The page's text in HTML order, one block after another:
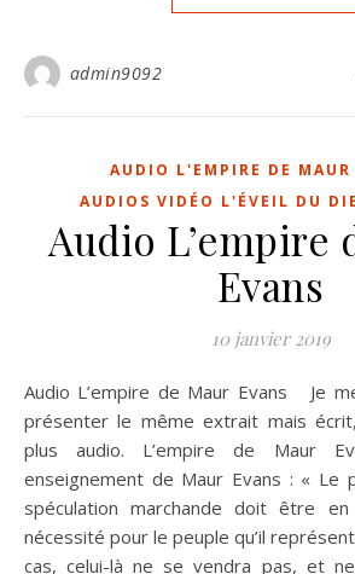
admin9092
AUDIO L'EMPIRE DE MAUR
AUDIOS VIDÉO L'ÉVEIL DU
Audio L’empire
Evans
10 janvier 2019
Audio L’empire de Maur Evans Je me propose de vous
présenter le même extrait mais
plus audio. L’empire de Maur
enseignement de Maur Evans : « Le
spéculation marchande doit être
nécessité pour le peuple qu’il
cas, celui-là ne se vendra pas, et